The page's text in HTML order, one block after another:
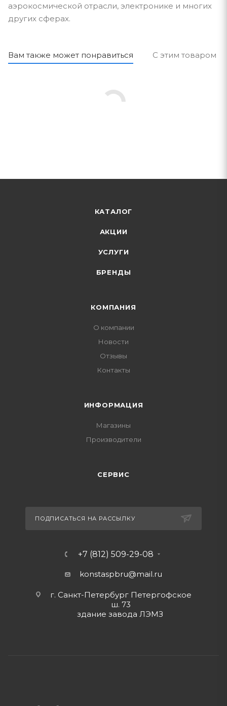
аэрокосмической отрасли, электронике и многих
других сферах.
Вам также может понравиться С этим товаром
КАТАЛОГ
АКЦИИ
УСЛУГИ
БРЕНДЫ
КОМПАНИЯ
О компании
Новости
Отзывы
Контакты
ИНФОРМАЦИЯ
Магазины
Производители
СЕРВИС
ПОДПИСАТЬСЯ НА РАССЫЛКУ
+7 (812) 509-29-08
konstaspbru@mail.ru
г. Санкт-Петербург Петергофское
ш. 73
здание завода ЛЭМЗ